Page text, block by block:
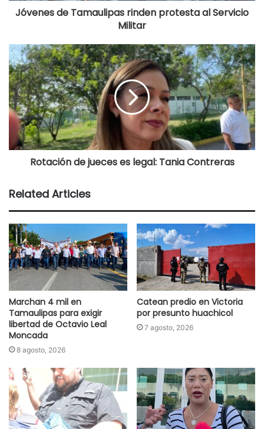
Jóvenes de Tamaulipas rinden protesta al Servicio
Militar
Rotación de jueces es legal: Tania Contreras
Related Articles
Marchan 4 mil en
Tamaulipas para exigir
libertad de Octavio Leal
Moncada
8 agosto, 2026
Catean predio en Victoria
por presunto huachicol
7 agosto, 2026